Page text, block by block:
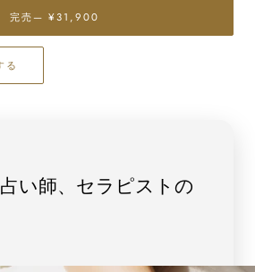
完売— ¥31,900
る
い師、セラピストの